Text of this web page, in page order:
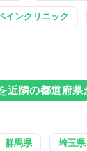
インクリニック
近隣の都道府県
群馬県 埼玉県